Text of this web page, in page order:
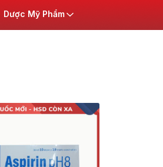
Dược Mỹ Phẩm